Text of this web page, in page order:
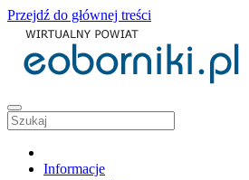
Przejdź do głównej treści
Informacje